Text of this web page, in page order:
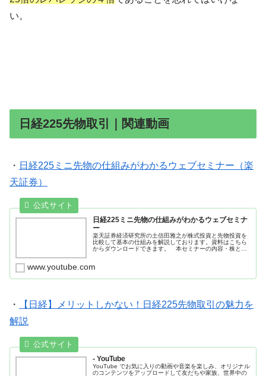
い。
日経225先物取引｜関連動画
・ 日経225ミニ先物の仕組みがわかるウェブセミナー（楽
天証券）
日経225ミニ先物の仕組みがわかるウェブセミナ
ー
楽天証券経済研究所の土信田雅之が株式投資と先物投資を
比較して基本の仕組みを解説しております。資料はこちら
からダウンロードできます。 本セミナーの内容・株と日
www.youtube.com
・
【日経】メリットしかない！日経225先物取引の魅力を
解説
- YouTube
YouTube でお気に入りの動画や音楽を楽しみ、オリジナル
のコンテンツをアップロードして友だちや家族、世界中の